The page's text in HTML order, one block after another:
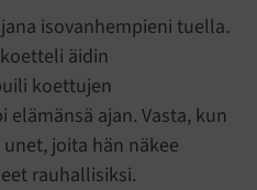
isovanhempieni tuella.
äidin
koettujen
ajan. Vasta, kun
joita hän näkee
rauhallisiksi.